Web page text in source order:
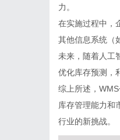
力。
在实施过程中，
其他信息系统（
未来，随着人工
优化库存预测，
综上所述，
库存管理能力和
行业的新挑战。